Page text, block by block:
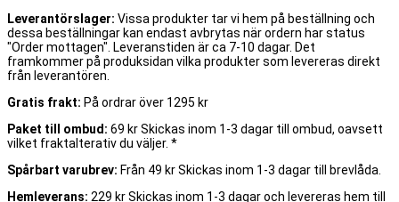
Leverantörslager: Vissa produkter tar vi hem på beställning och
dessa beställningar kan endast avbrytas när ordern har status
"Order mottagen". Leveranstiden är ca 7-10 dagar. Det
framkommer på produksidan vilka produkter som levereras direkt
från leverantören.
Gratis frakt: På ordrar över 1295 kr
Paket till ombud: 69 kr Skickas inom 1-3 dagar till ombud, oavsett
vilket fraktalterativ du väljer. *
Spårbart varubrev: Från 49 kr Skickas inom 1-3 dagar till brevlåda.
Hemleverans: 229 kr Skickas inom 1-3 dagar och levereras hem till